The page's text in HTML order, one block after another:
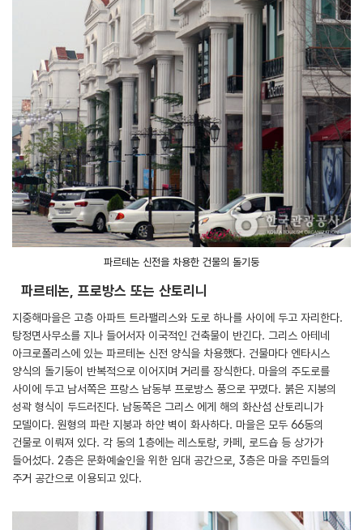
파르테논 신전을 차용한 건물의 돌기둥
파르테논, 프로방스 또는 산토리니
지중해마을은 고층 아파트 트라팰리스와 도로 하나를 사이에 두고 자리한다.
탕정면사무소를 지나 들어서자 이국적인 건축물이 반긴다. 그리스 아테네
아크로폴리스에 있는 파르테논 신전 양식을 차용했다. 건물마다 엔타시스
양식의 돌기둥이 반복적으로 이어지며 거리를 장식한다. 마을의 주도로를
사이에 두고 남서쪽은 프랑스 남동부 프로방스 풍으로 꾸몄다. 붉은 지붕의
성곽 형식이 두드러진다. 남동쪽은 그리스 에게 해의 화산섬 산토리니가
모델이다. 원형의 파란 지붕과 하얀 벽이 화사하다. 마을은 모두 66동의
건물로 이뤄져 있다. 각 동의 1층에는 레스토랑, 카페, 로드숍 등 상가가
들어섰다. 2층은 문화예술인을 위한 임대 공간으로, 3층은 마을 주민들의
주거 공간으로 이용되고 있다.